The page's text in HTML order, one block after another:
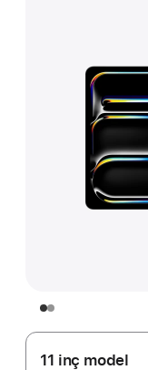
11 inç model